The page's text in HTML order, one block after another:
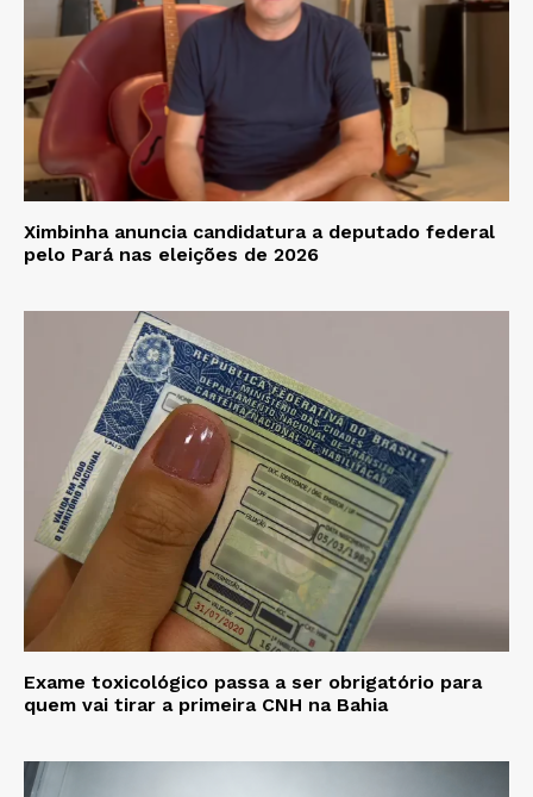
Ximbinha anuncia candidatura a deputado federal
pelo Pará nas eleições de 2026
Exame toxicológico passa a ser obrigatório para
quem vai tirar a primeira CNH na Bahia